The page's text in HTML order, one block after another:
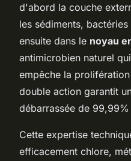
d'abord la couche
les sédiments,
ensuite dans le noyau
antimicrobien naturel
empêche la
double action garantit
débarrassée de
Cette expertise
efficacement chlore,